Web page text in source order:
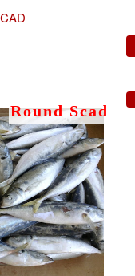
Round Scad